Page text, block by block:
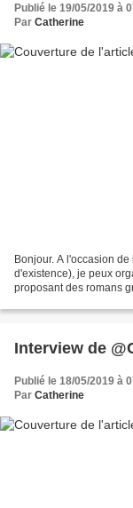
Publié le 19/05/2019 à
Par Catherine
Bonjour. A l'occasion
d'existence), je peux
proposant des romans
Interview de
Publié le 18/05/2019 à
Par Catherine